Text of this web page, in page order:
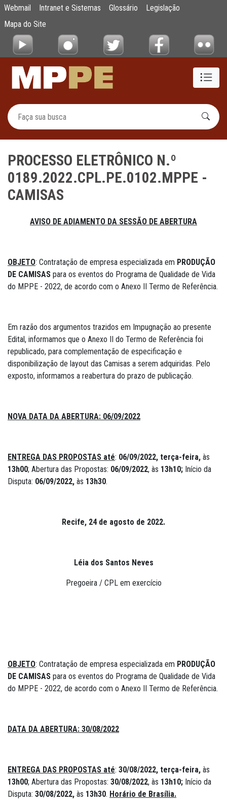
Pular para o Conteúdo principal
PROCESSO ELETRÔNICO N.º
Webmail Intranet e Sistemas Glossário
Legislação
Mapa do Site
PROCESSO ELETRÔNICO N.º
0189.2022.CPL.PE.0102.MPPE -
CAMISAS
AVISO DE ADIAMENTO DA SESSÃO DE ABERTURA
OBJETO: Contratação de empresa especializada em PRODUÇÃO
DE CAMISAS para os eventos do Programa de Qualidade de Vida
do MPPE - 2022, de acordo com o Anexo II Termo de Referência.
Em razão dos argumentos trazidos em Impugnação ao presente
Edital, informamos que o Anexo II do Termo de Referência foi
republicado, para complementação de especificação e
disponibilização de layout das Camisas a serem adquiridas. Pelo
exposto, informamos a reabertura do prazo de publicação.
NOVA DATA DA ABERTURA: 06/09/2022
ENTREGA DAS PROPOSTAS até: 06/09/2022, terça-feira, às
13h00; Abertura das Propostas: 06/09/2022, às 13h10; Início da
Disputa: 06/09/2022, às 13h30.
Recife, 24 de agosto de 2022.
Léia dos Santos Neves
Pregoeira / CPL em exercício
OBJETO: Contratação de empresa especializada em PRODUÇÃO
DE CAMISAS para os eventos do Programa de Qualidade de Vida
do MPPE - 2022, de acordo com o Anexo II Termo de Referência.
DATA DA ABERTURA: 30/08/2022
ENTREGA DAS PROPOSTAS até: 30/08/2022, terça-feira, às
13h00; Abertura das Propostas: 30/08/2022, às 13h10; Início da
Disputa: 30/08/2022, às 13h30. Horário de Brasília.